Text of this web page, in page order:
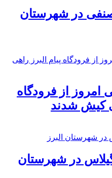
صنفی در شهرستان
از فرودگاه
کیش شدند
در شهرستان